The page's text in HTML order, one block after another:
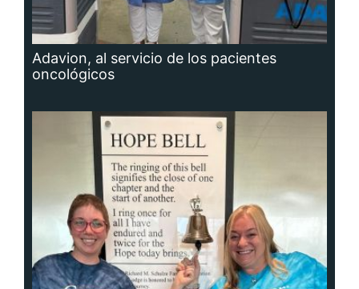
Adavion, al servicio de los pacientes
oncológicos